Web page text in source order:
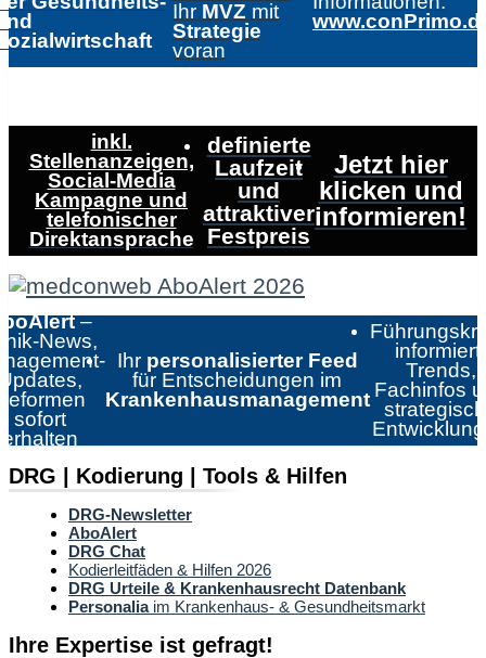
Ihr MVZ mit
Strategie
voran
inkl.
Stellenanzeigen,
Social-Media
Kampagne und
telefonischer
Direktansprache
definierte
Laufzeit
und
attraktiver
Festpreis
Jetzt hier
klicken und
informieren!
–
News,
sofort
erhalten
Ihr personalisierter Feed
für Entscheidungen im
Krankenhausmanagement
informiert:
Trends,
Fachinfos
DRG | Kodierung | Tools & Hilfen
DRG-Newsletter
AboAlert
DRG Chat
Kodierleitfäden & Hilfen 2026
DRG Urteile & Krankenhausrecht Datenbank
Personaliaim Krankenhaus- & Gesundheitsmarkt
Ihre Expertise ist gefragt!